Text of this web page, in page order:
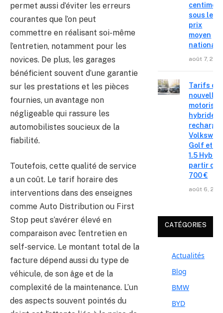
permet aussi d’éviter les erreurs
courantes que l’on peut
commettre en réalisant soi-même
l’entretien, notamment pour les
novices. De plus, les garages
bénéficient souvent d’une garantie
sur les prestations et les pièces
fournies, un avantage non
négligeable qui rassure les
automobilistes soucieux de la
fiabilité.
Toutefois, cette qualité de service
a un coût. Le tarif horaire des
interventions dans des enseignes
comme Auto Distribution ou First
Stop peut s’avérer élevé en
comparaison avec l’entretien en
self-service. Le montant total de la
facture dépend aussi du type de
véhicule, de son âge et de la
complexité de la maintenance. L’un
des aspects souvent pointés du
centimes
sous le
prix
moyen
national
août 7,
Tarifs
nouvelles
hybrides
Golf et T-
1.5 Hybrid
partir de
700 €
août 6,
CATÉGORIES
Actualités
Blog
BMW
BYD